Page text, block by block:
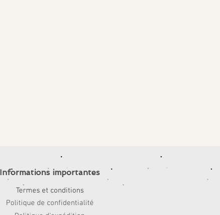
Informations importantes
Termes et conditions
Politique de confidentialité